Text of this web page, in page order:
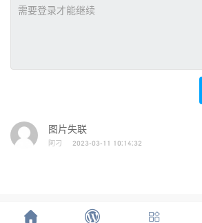
图片失联
阿刁 2023-03-11 10:14:32
  